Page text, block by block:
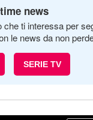
news
che ti interessa per
le news da non
SERIE TV